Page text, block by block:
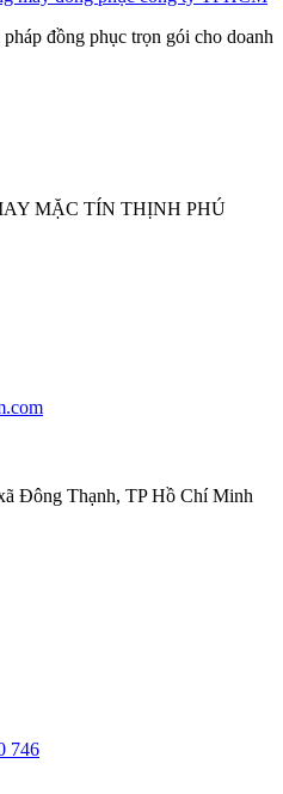
đồng phục trọn gói cho doanh
MẶC TÍN THỊNH PHÚ
Đông Thạnh, TP Hồ Chí Minh
746